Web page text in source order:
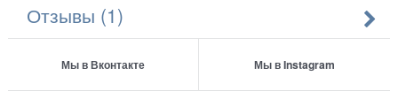
Отзывы (1)
Мы в Вконтакте Мы в Instagram